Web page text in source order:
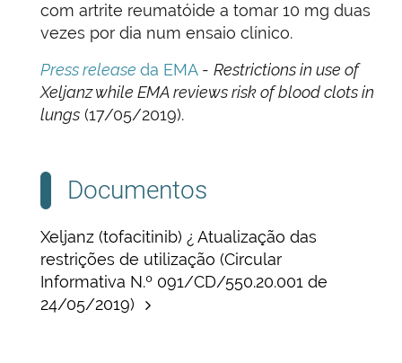
com artrite reumatóide a tomar 10 mg duas
vezes por dia num ensaio clínico.
Press release da EMA- Restrictions in use of
Xeljanz while EMA reviews risk of blood clots in
lungs (17/05/2019).
Documentos
Xeljanz (tofacitinib) ¿ Atualização das
restrições de utilização (Circular
Informativa N.º 091/CD/550.20.001 de
24/05/2019)